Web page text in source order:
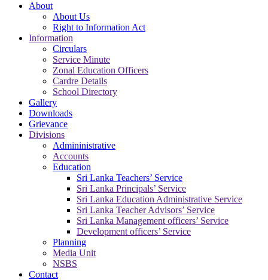
About
About Us
Right to Information Act
Information
Circulars
Service Minute
Zonal Education Officers
Cardre Details
School Directory
Gallery
Downloads
Grievance
Divisions
Admininistrative
Accounts
Education
Sri Lanka Teachers’ Service
Sri Lanka Principals’ Service
Sri Lanka Education Administrative Service
Sri Lanka Teacher Advisors’ Service
Sri Lanka Management officers’ Service
Development officers’ Service
Planning
Media Unit
NSBS
Contact